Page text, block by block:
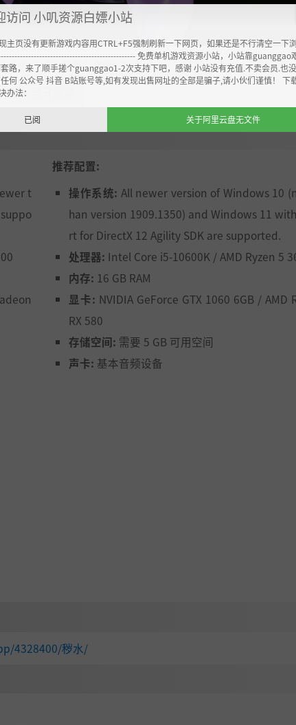
杀组织“夜藓苔”的巢穴。
▼▼
t
推荐配置:
操作系统: All newer version of Windows 10
han version 1909.1350) and Windows 11
rt for DirectX 12 Agility SDK are supported.
处理器: Intel Core i5-10600K / AMD Ryzen 5
内存: 16 GB RAM
显卡: NVIDIA GeForce GTX 1060 6GB / AMD
RX 580
存储空间: 需要 5 GB 可用空间
声卡: 基本音频设备
4328400/秽水/
访问 小叽资源白嫖小站
主页没有更新游戏内容用CTRL+F5强制刷新一下网页，如果还是不行清空一下
免费单机游戏资源小站，小站靠guanggao
路，来了顺手搓个guanggao1-2次支持下吧，感谢 小站没有充值.不卖会员.也
何 公众号 抖音 B站账号等,如有发现出售网址的全部是骗子,请小伙们谨慎！ 下
办法：
已阅 关于阿里云盘无文件